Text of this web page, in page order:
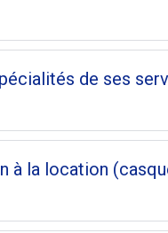
de ses
à la location